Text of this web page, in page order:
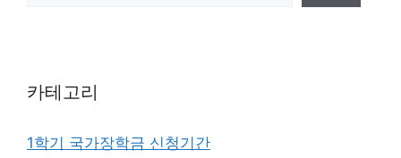
카테고리
1학기 국가장학금 신청기간